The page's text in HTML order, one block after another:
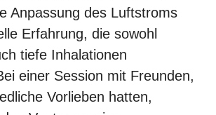
Anpassung des Luftstroms
Erfahrung, die sowohl
tiefe Inhalationen
einer Session mit Freunden,
Vorlieben hatten,